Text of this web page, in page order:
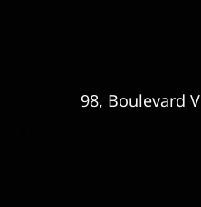
98, Boulevard